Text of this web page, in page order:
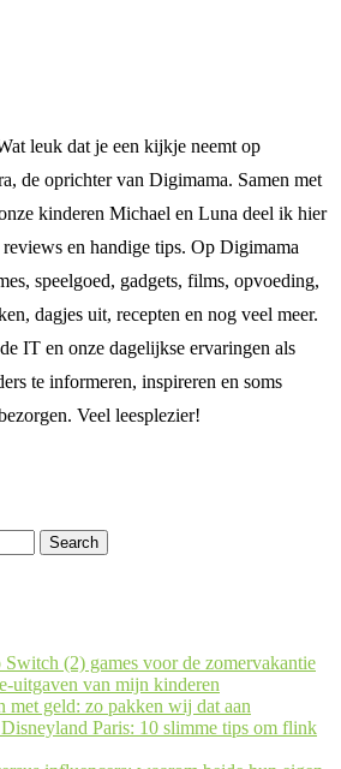
leuk dat je een kijkje neemt op
de oprichter van Digimama. Samen met
kinderen Michael en Luna deel ik hier
en handige tips. Op Digimama
speelgoed, gadgets, films, opvoeding,
dagjes uit, recepten en nog veel meer.
IT en onze dagelijkse ervaringen als
te informeren, inspireren en soms
Veel leesplezier!
(2) games voor de zomervakantie
uitgaven van mijn kinderen
met geld: zo pakken wij dat aan
Paris: 10 slimme tips om flink